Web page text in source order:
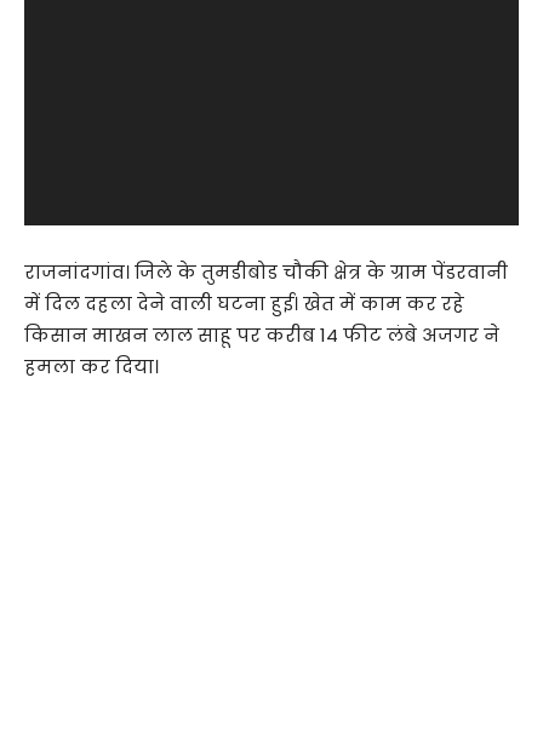
राजनांदगांव। जिले के तुमडीबोड चौकी क्षेत्र के ग्राम पेंडरवानी
में दिल दहला देने वाली घटना हुई। खेत में काम कर रहे
किसान माखन लाल साहू पर करीब 14 फीट लंबे अजगर ने
हमला कर दिया।